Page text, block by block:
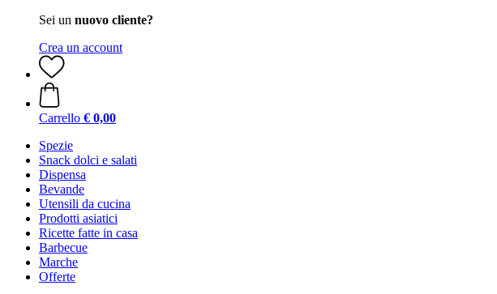
Sei un nuovo cliente?
Crea un account
Carrello € 0,00
Spezie
Snack dolci e salati
Dispensa
Bevande
Utensili da cucina
Prodotti asiatici
Ricette fatte in casa
Barbecue
Marche
Offerte